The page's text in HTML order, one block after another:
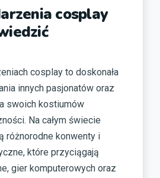
cosplay
cosplay to doskonała
innych pasjonatów oraz
swoich kostiumów
Na całym świecie
różnorodne konwenty i
które przyciągają
gier komputerowych oraz